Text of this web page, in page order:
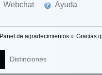
Webchat Ayuda
Panel de agradecimientos» Gracias
Distinciones